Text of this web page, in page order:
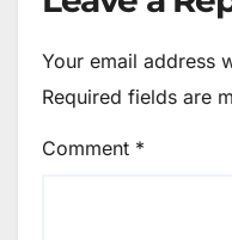
Your email address
Required fields are
Comment *